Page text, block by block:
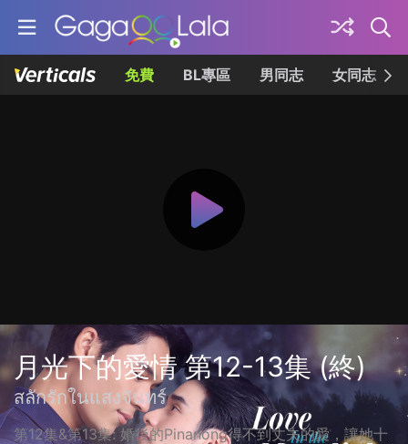
免費 BL專區 男同志 女同志
月光下的愛情 第12-13集 (終)
สลักรักในแสงจันทร์
第12集&第13集: 婚後的Pinanong得不到丈夫的愛，讓她十